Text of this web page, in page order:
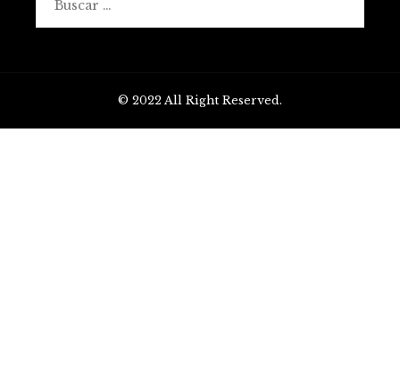
© 2022 All Right Reserved.